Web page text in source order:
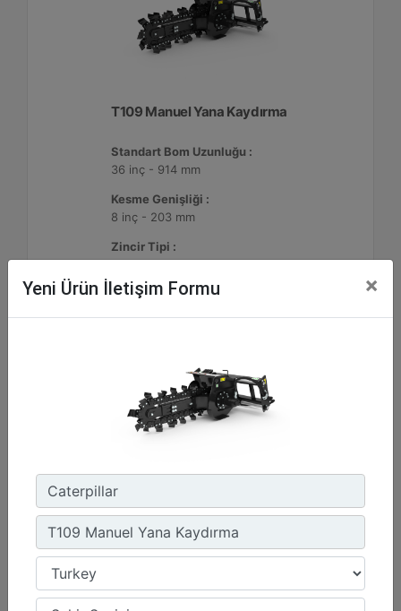
T109 Manuel Yana Kaydırma
Standart Bom Uzunluğu :
36 inç - 914 mm
Kesme Genişliği :
8 inç - 203 mm
Zincir Tipi :
Standart
Yeni Ürün İletişim Formu ×